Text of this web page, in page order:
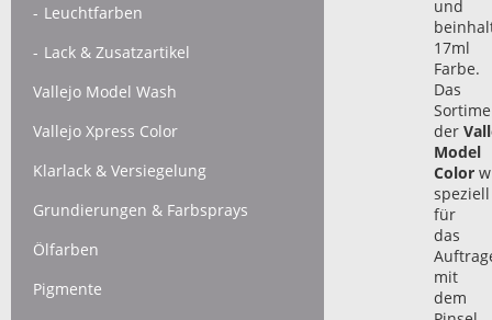
Leuchtfarben
Lack & Zusatzartikel
Vallejo Model Wash
Vallejo Xpress Color
Klarlack & Versiegelung
Grundierungen & Farbsprays
Ölfarben
Pigmente
und
17ml
Farbe.
Das
der
Model
Color
speziell
für
das
mit
dem